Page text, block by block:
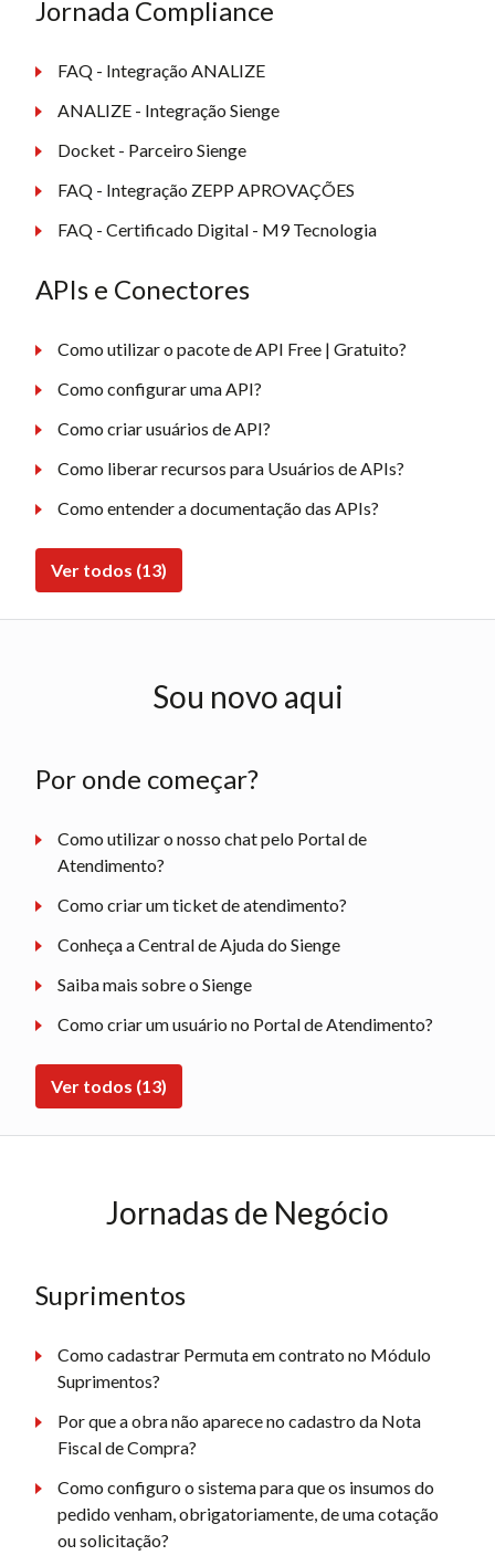
Jornada Compliance
FAQ - Integração ANALIZE
ANALIZE - Integração Sienge
Docket - Parceiro Sienge
FAQ - Integração ZEPP APROVAÇÕES
FAQ - Certificado Digital - M9 Tecnologia
APIs e Conectores
Como utilizar o pacote de API Free | Gratuito?
Como configurar uma API?
Como criar usuários de API?
Como liberar recursos para Usuários de APIs?
Como entender a documentação das APIs?
Ver todos (13)
Sou novo aqui
Por onde começar?
Como utilizar o nosso chat pelo Portal de
Atendimento?
Como criar um ticket de atendimento?
Conheça a Central de Ajuda do Sienge
Saiba mais sobre o Sienge
Como criar um usuário no Portal de Atendimento?
Ver todos (13)
Jornadas de Negócio
Suprimentos
Como cadastrar Permuta em contrato no Módulo
Suprimentos?
Por que a obra não aparece no cadastro da Nota
Fiscal de Compra?
Como configuro o sistema para que os insumos do
pedido venham, obrigatoriamente, de uma cotação
ou solicitação?